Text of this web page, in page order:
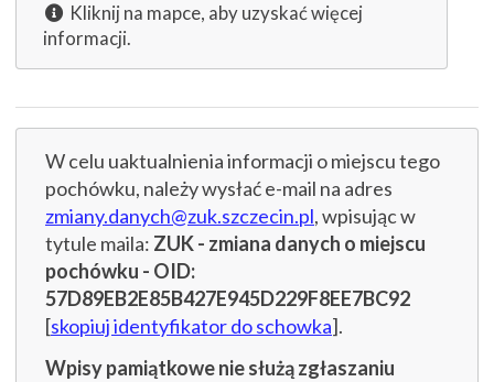
Kliknij na mapce, aby uzyskać więcej
informacji.
W celu uaktualnienia informacji o miejscu tego
pochówku, należy wysłać e-mail na adres
zmiany.danych@zuk.szczecin.pl, wpisując w
tytule maila: ZUK - zmiana danych o miejscu
pochówku - OID:
57D89EB2E85B427E945D229F8EE7BC92
[skopiuj identyfikator do schowka].
Wpisy pamiątkowe nie służą zgłaszaniu